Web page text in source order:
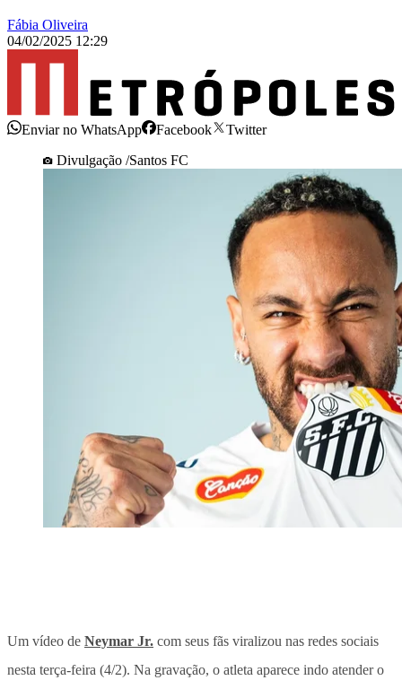
Fábia Oliveira
04/02/2025 12:29
Enviar no WhatsApp Facebook
Twitter
Divulgação /Santos FC
Um vídeo de Neymar Jr. com seus fãs viralizou nas redes sociais
nesta terça-feira (4/2). Na gravação, o atleta aparece indo atender o